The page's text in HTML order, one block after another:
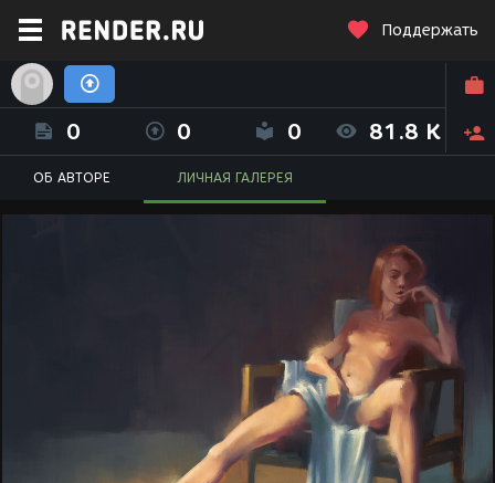
Поддержать
Дмитрий Прудниченко (Dmitry_Prudnichenko)
0 0 0 81.8 K
ОБ АВТОРЕ ЛИЧНАЯ ГАЛЕРЕЯ